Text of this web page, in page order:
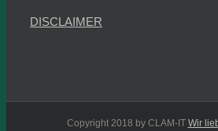
DISCLAIMER
Copyright 2018 by CLAM-IT Wir